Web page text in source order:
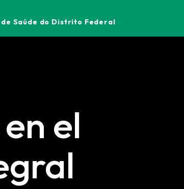
Saúde do Distrito Federal
el